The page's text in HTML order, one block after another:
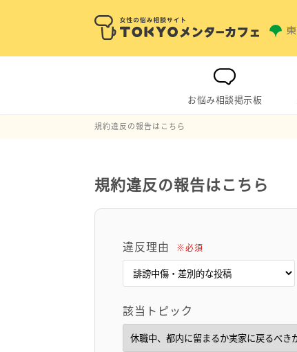
お悩み相談掲示板
規約違反の報告はこちら
規約違反の報告はこちら
違反理由 ※必須
該当トピック